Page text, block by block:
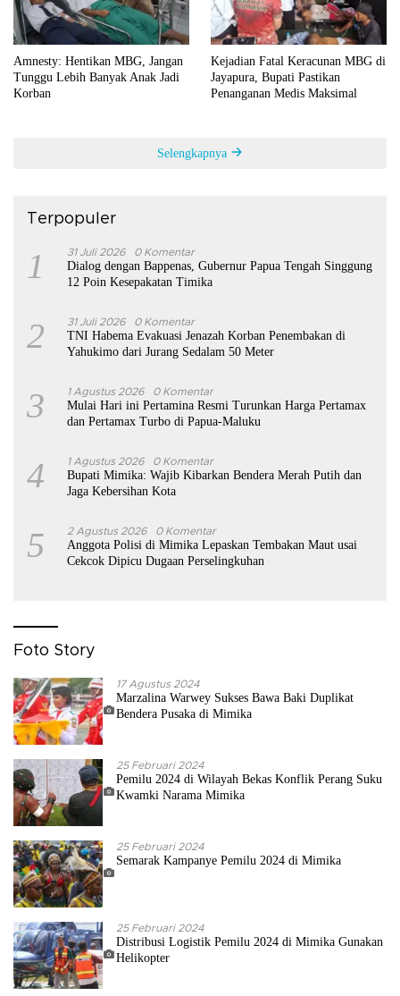
Amnesty: Hentikan MBG, Jangan
Tunggu Lebih Banyak Anak Jadi
Korban
Kejadian Fatal Keracunan MBG di
Jayapura, Bupati Pastikan
Penanganan Medis Maksimal
Selengkapnya
Terpopuler
1 31 Juli 2026 0 Komentar
Dialog dengan Bappenas, Gubernur Papua Tengah Singgung
12 Poin Kesepakatan Timika
2 31 Juli 2026 0 Komentar
TNI Habema Evakuasi Jenazah Korban Penembakan di
Yahukimo dari Jurang Sedalam 50 Meter
3 1 Agustus 2026 0 Komentar
Mulai Hari ini Pertamina Resmi Turunkan Harga Pertamax
dan Pertamax Turbo di Papua-Maluku
4 1 Agustus 2026 0 Komentar
Bupati Mimika: Wajib Kibarkan Bendera Merah Putih dan
Jaga Kebersihan Kota
5 2 Agustus 2026 0 Komentar
Anggota Polisi di Mimika Lepaskan Tembakan Maut usai
Cekcok Dipicu Dugaan Perselingkuhan
Foto Story
17 Agustus 2024
Marzalina Warwey Sukses Bawa Baki Duplikat
Bendera Pusaka di Mimika
25 Februari 2024
Pemilu 2024 di Wilayah Bekas Konflik Perang Suku
Kwamki Narama Mimika
25 Februari 2024
Semarak Kampanye Pemilu 2024 di Mimika
25 Februari 2024
Distribusi Logistik Pemilu 2024 di Mimika Gunakan
Helikopter